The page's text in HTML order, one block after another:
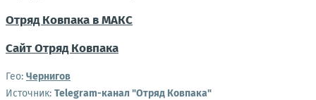
Отряд Ковпака в МАКС
Сайт Отряд Ковпака
Гео: Чернигов
Источник: Telegram-канал "Отряд Ковпака"